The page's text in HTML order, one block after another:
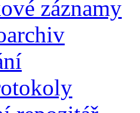
záznamy